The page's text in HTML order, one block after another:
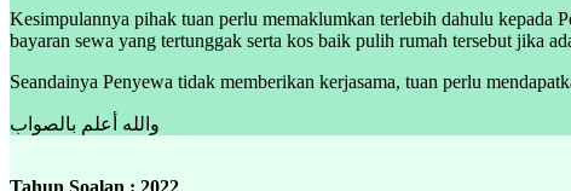
Kesimpulannya pihak tuan perlu memaklumkan terlebih dahulu kepada
bayaran sewa yang tertunggak serta kos baik pulih rumah tersebut jika
Seandainya Penyewa tidak memberikan kerjasama, tuan perlu
والله أعلم بالصواب
Tahun Soalan : 2022